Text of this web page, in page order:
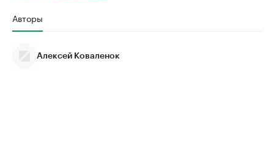
Авторы
Алексей Коваленок